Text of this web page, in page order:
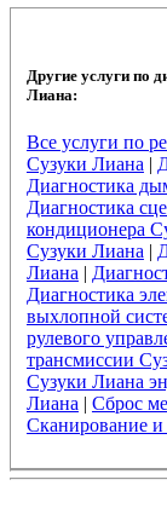
Другие услуги по
Лиана:
Все услуги по
Сузуки Лиана |
Диагностика
Диагностика
кондиционера
Сузуки Лиана |
Лиана |
Диагностика
выхлопной
рулевого
трансмиссии
Сузуки Лиана
Лиана | Сброс
Сканирование